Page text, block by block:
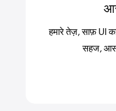
हमारे तेज़, साफ़ UI
सहज,